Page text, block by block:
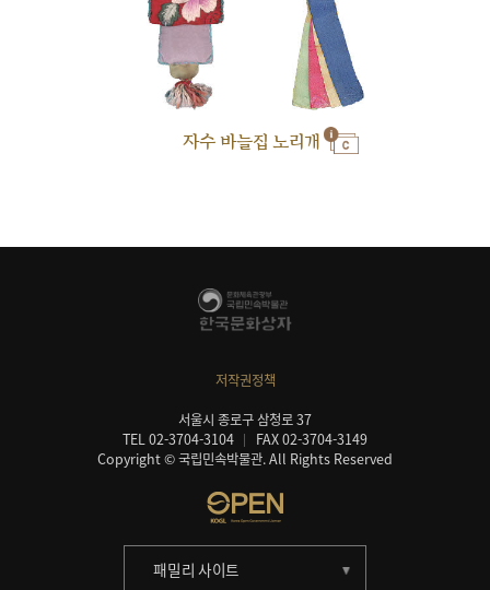
자수 바늘집 노리개
저작권정책
서울시 종로구 삼청로 37
TEL 02-3704-3104
FAX 02-3704-3149
Copyright © 국립민속박물관. All Rights Reserved
패밀리 사이트